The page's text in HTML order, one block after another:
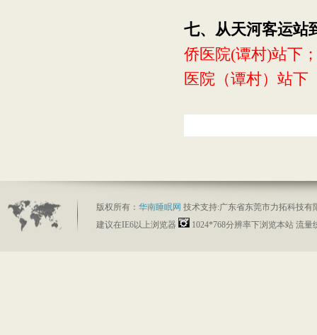
七、从天河客运站
侨医院(谭村)站下
医院（谭村）站下
版权所有： 华南睡眠网 技术支持:广东省东莞市力拓科技有
建议在IE6以上浏览器
1024*768分辨率下浏览本站 流量